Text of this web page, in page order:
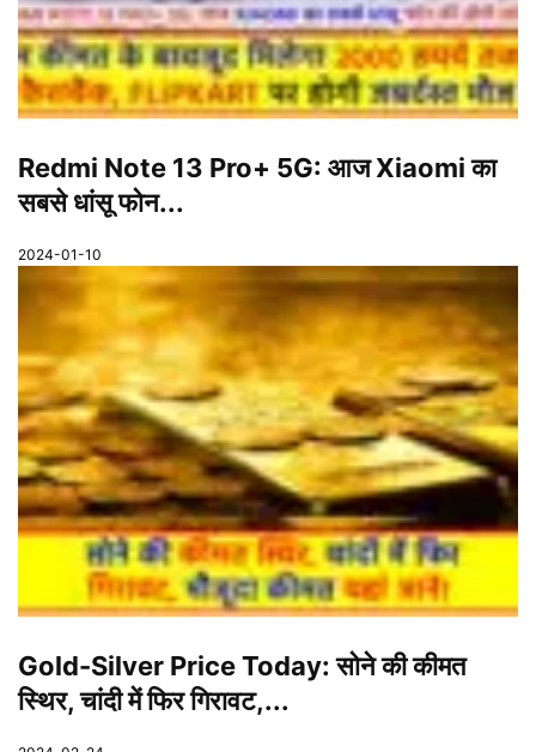
Redmi Note 13 Pro+ 5G: आज Xiaomi का
सबसे धांसू फोन...
2024-01-10
Gold-Silver Price Today: सोने की कीमत
स्थिर, चांदी में फिर गिरावट,...